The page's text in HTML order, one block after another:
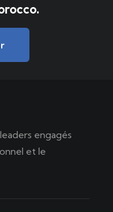
engagés
et le